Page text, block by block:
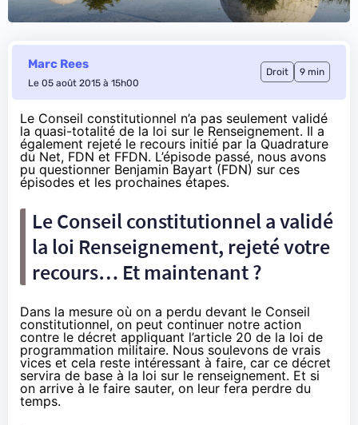
Marc Rees
Le 05 août 2015 à 15h00
Droit 9 min
Le Conseil constitutionnel n’a pas seulement validé
la quasi-totalité de la loi sur le Renseignement. Il a
également rejeté le recours initié par la Quadrature
du Net, FDN et FFDN. L’épisode passé, nous avons
pu questionner Benjamin Bayart (FDN) sur ces
épisodes et les prochaines étapes.
Le Conseil constitutionnel a validé
la loi Renseignement, rejeté votre
recours… Et maintenant ?
Dans la mesure où on a perdu devant le Conseil
constitutionnel, on peut continuer notre action
contre le décret appliquant l’article 20 de la loi de
programmation militaire. Nous soulevons de vrais
vices et cela reste intéressant à faire, car ce décret
servira de base à la loi sur le renseignement. Et si
on arrive à le faire sauter, on leur fera perdre du
temps.